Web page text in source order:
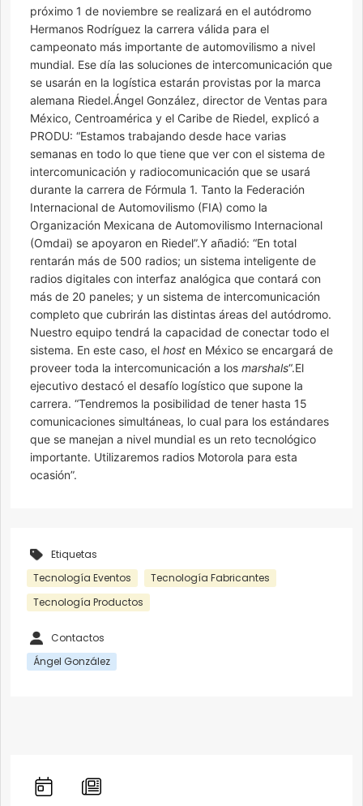
próximo 1 de noviembre se realizará en el autódromo
Hermanos Rodríguez la carrera válida para el
campeonato más importante de automovilismo a nivel
mundial. Ese día las soluciones de intercomunicación que
se usarán en la logística estarán provistas por la marca
alemana Riedel.Ángel González, director de Ventas para
México, Centroamérica y el Caribe de Riedel, explicó a
PRODU: “Estamos trabajando desde hace varias
semanas en todo lo que tiene que ver con el sistema de
intercomunicación y radiocomunicación que se usará
durante la carrera de Fórmula 1. Tanto la Federación
Internacional de Automovilismo (FIA) como la
Organización Mexicana de Automovilismo Internacional
(Omdai) se apoyaron en Riedel”.Y añadió: “En total
rentarán más de 500 radios; un sistema inteligente de
radios digitales con interfaz analógica que contará con
más de 20 paneles; y un sistema de intercomunicación
completo que cubrirán las distintas áreas del autódromo.
Nuestro equipo tendrá la capacidad de conectar todo el
sistema. En este caso, el host en México se encargará de
proveer toda la intercomunicación a los marshals“.El
ejecutivo destacó el desafío logístico que supone la
carrera. “Tendremos la posibilidad de tener hasta 15
comunicaciones simultáneas, lo cual para los estándares
que se manejan a nivel mundial es un reto tecnológico
importante. Utilizaremos radios Motorola para esta
ocasión”.
Etiquetas
Tecnología Eventos
Tecnología Fabricantes
Tecnología Productos
Contactos
Ángel González